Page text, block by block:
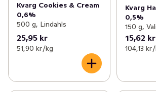
Kvarg Cookies & Cream
0,6%
500 g, Lindahls
25,95 kr
51,90 kr /kg
Kvarg
0,5%
150 g,
15,62 kr
104,13 kr